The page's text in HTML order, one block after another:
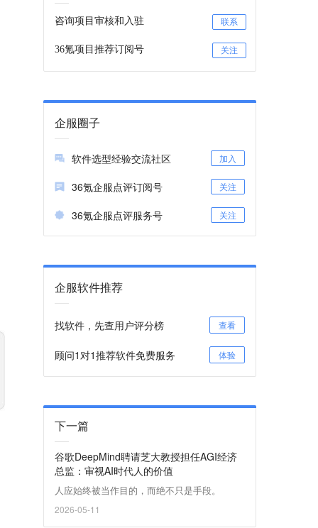
咨询项目审核和入驻 联系
36氪项目推荐订阅号 关注
企服圈子
软件选型经验交流社区 加入
36氪企服点评订阅号 关注
36氪企服点评服务号 关注
企服软件推荐
找软件，先查用户评分榜 查看
顾问1对1推荐软件免费服务 体验
下一篇
谷歌DeepMind聘请芝大教授担任AGI经济
总监：审视AI时代人的价值
人应始终被当作目的，而绝不只是手段。
2026-05-11